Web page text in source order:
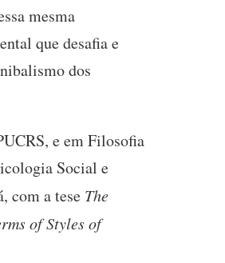
mesma
que desafia e
dos
e em Filosofia
Social e
com a tese The
of Styles of